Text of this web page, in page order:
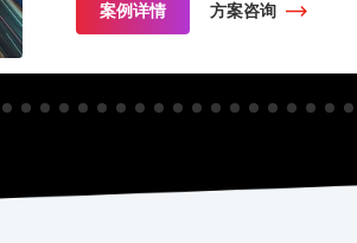
案例详情 方案咨询